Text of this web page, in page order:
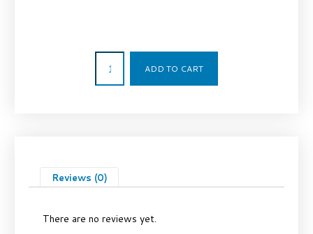
ADD TO CART
Reviews (0)
There are no reviews yet.